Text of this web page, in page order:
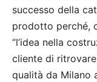
successo della
prodotto perché,
“l’idea nella
cliente di
qualità da Milano